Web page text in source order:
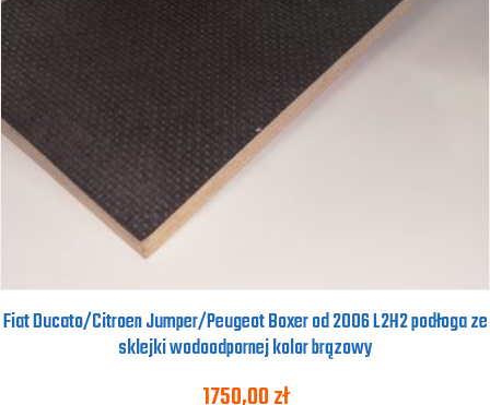
Fiat Ducato/Citroen Jumper/Peugeot Boxer od 2006 L2H2 podłoga ze
sklejki wodoodpornej kolor brązowy
1750,00zł